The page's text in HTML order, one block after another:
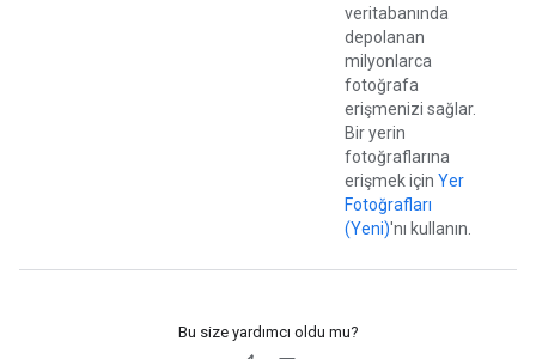
veritabanında
depolanan
milyonlarca
fotoğrafa
erişmenizi sağlar.
Bir yerin
fotoğraflarına
erişmek için Yer
Fotoğrafları
(Yeni)'nı kullanın.
Bu size yardımcı oldu mu?